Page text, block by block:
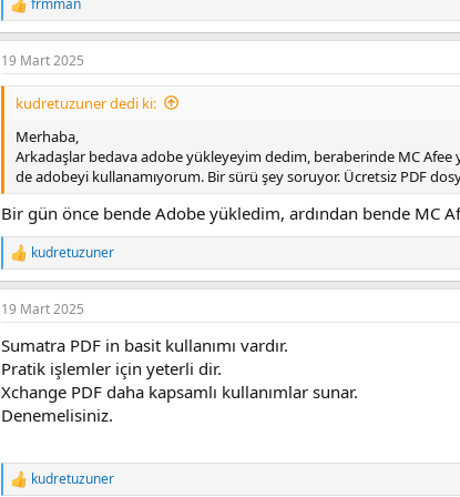
R
e
a
c
t
19 Mart 2025
kudretuzuner dedi ki:
Merhaba,
Arkadaşlar bedava adobe yükleyeyim dedim, beraberinde MC Afee
de adobeyi kullanamıyorum. Bir sürü şey soruyor. Ücretsiz PDF
Bir gün önce bende Adobe yükledim, ardından bende MC
R
e
a
c
i
o
n
s
:
kudretuzuner
19 Mart 2025
Sumatra PDF in basit kullanımı vardır.
Pratik işlemler için yeterli dir.
Xchange PDF daha kapsamlı kullanımlar sunar.
Denemelisiniz.
R
kudretuzuner